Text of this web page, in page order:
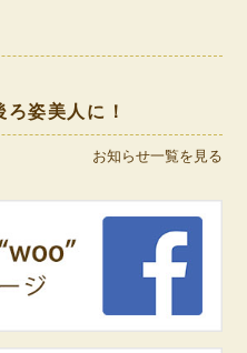
姿美人に！
お知らせ一覧を見る